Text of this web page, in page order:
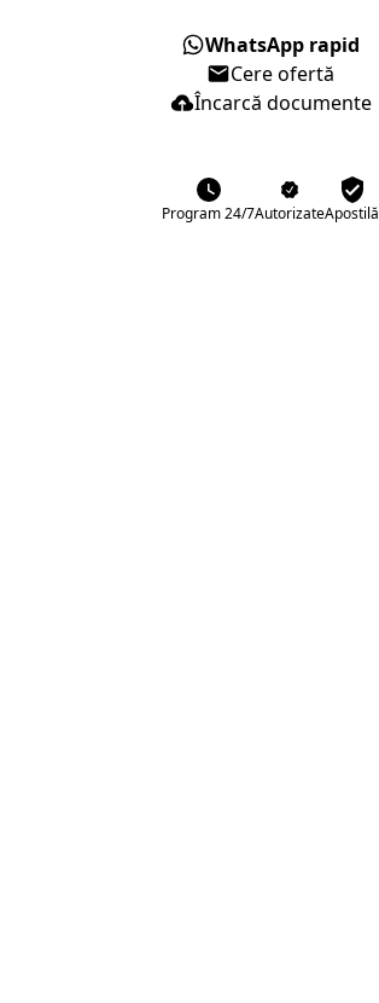
WhatsApp rapid
Cere ofertă
Încarcă documente
Program 24/7AutorizateApostilă